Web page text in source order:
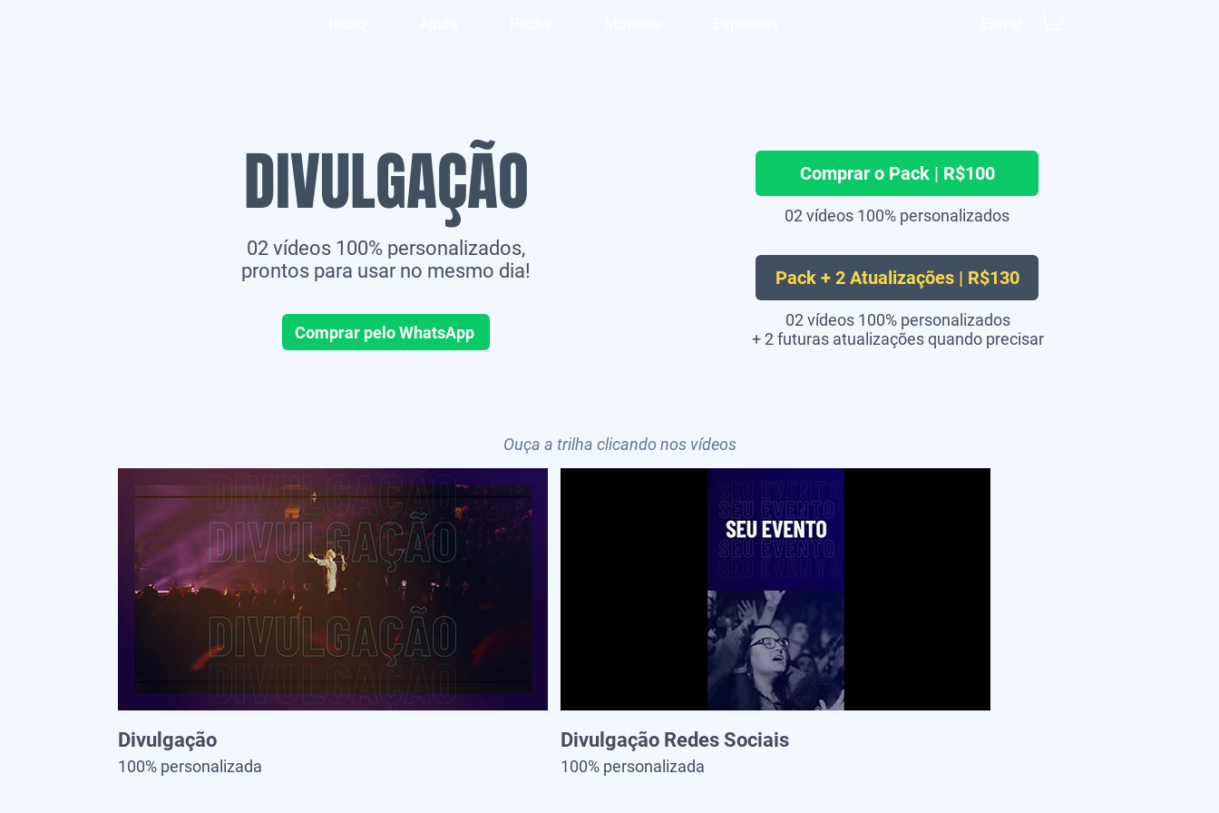
DIVULGAÇÃO
02 vídeos 100% personalizados,
prontos para usar no mesmo dia!
Comprar pelo WhatsApp
Comprar o Pack | R$100
02 vídeos 100% personalizados
Pack + 2 Atualizações | R$130
02 vídeos 100% personalizados
+ 2 futuras atualizações quando precisar
Ouça a trilha clicando nos vídeos
Divulgação
100% personalizada
Divulgação Redes Sociais
100% personalizada